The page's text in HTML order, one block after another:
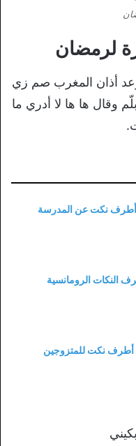
لرمضان
أذان المغرب صم زي
وقال ها ها لا أدري ما
أطرف نكت عن المدرسة
النكات الرومانسية
نكت للمتزوجين